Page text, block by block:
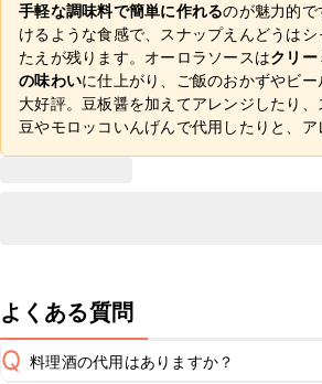
手軽な調味料で簡単に作れるのが魅力的
けるような食感で、スナップえんどうは
たえが残ります。オーロラソースはクリー
の味わいに仕上がり、ご飯のおかずやビ
大好評。豆板醤を加えてアレンジしたり
豆やモロッコいんげんで代用したりと、ア
よくある質問
Q 料理酒の代用はありますか？